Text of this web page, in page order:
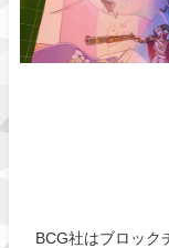
BCG社はブロック